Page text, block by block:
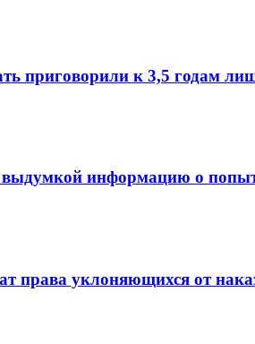
приговорили к 3,5 годам
информацию о
права уклоняющихся от